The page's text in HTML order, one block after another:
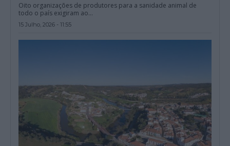
Oito organizações de produtores para a sanidade animal de
todo o país exigiram ao...
15 Julho, 2026 - 11:55